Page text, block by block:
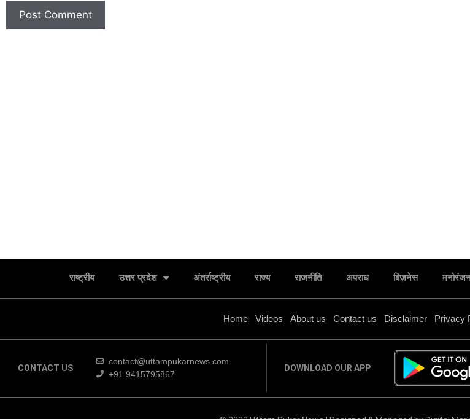
राष्ट्रीय उत्तर प्रदेश अंतर्राष्ट्रीय राज्य राजनीति अपराध बिज़नेस
Home Videos About us Contact us Disclaimer Privacy
CONTACT US
contact@uttampukarnews.com
+91 9415795867
DOWNLOAD OUR APP
सदन में विपक्ष के असहयोगात्मक